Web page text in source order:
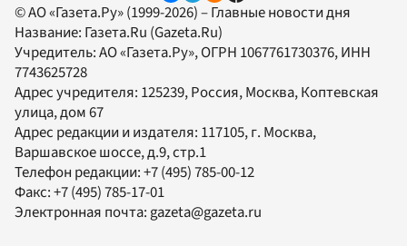
© АО «Газета.Ру» (1999-2026) – Главные новости дня
Название: Газета.Ru (Gazeta.Ru)
Учредитель:АО «Газета.Ру», ОГРН 1067761730376, ИНН
7743625728
Адрес учредителя: 125239, Россия, Москва, Коптевская
улица, дом 67
Адрес редакции и издателя: 117105, г. Москва,
Варшавское шоссе, д.9, стр.1
Телефон редакции:+7 (495) 785-00-12
Факс:+7 (495) 785-17-01
Электронная почта: gazeta@gazeta.ru